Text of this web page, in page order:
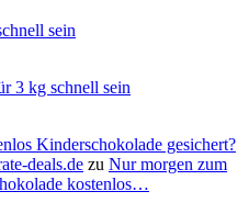
sein
3 kg schnell sein
Kinderschokolade gesichert?
deals.de zu Nur morgen zum
kostenlos…